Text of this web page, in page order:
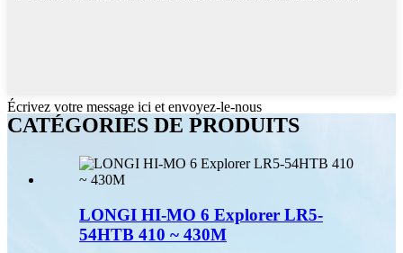
Écrivez votre message ici et envoyez-le-nous
CATÉGORIES DE PRODUITS
LONGI HI-MO 6 Explorer LR5-
54HTB 410 ~ 430M